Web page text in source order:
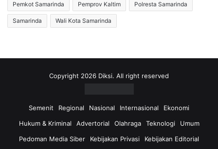
Pemkot Samarinda Pemprov Kaltim Polresta Samarinda
Samarinda Wali Kota Samarinda
Copyright 2026 Diksi. All right reserved
Semenit Regional Nasional Internasional
Ekonomi
Hukum & Kriminal
Advertorial Olahraga Teknologi
Umum
Pedoman Media Siber
Kebijakan Privasi Kebijakan Editorial